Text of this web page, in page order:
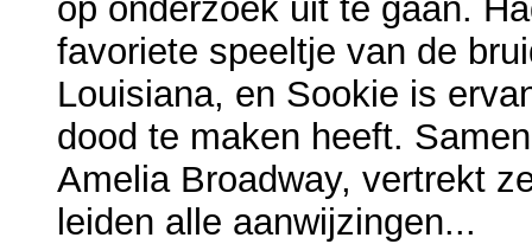
op onderzoek uit te gaan.
favoriete speeltje van de
Louisiana, en Sookie is
dood te maken heeft.
Amelia Broadway, vertrekt
leiden alle aanwijzingen...